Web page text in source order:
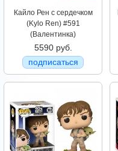
Кайло Рен с сердечком
(Kylo Ren) #591
(Валентинка)
5590 руб.
подписаться